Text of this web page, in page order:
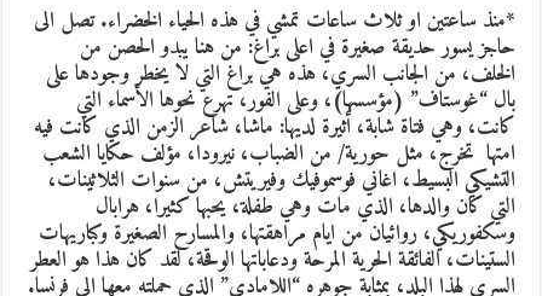
*منذ ساعتين او ثلاث ساعات تمشي في هذه الحياء الخضراء. تصل الى
حاجز يسور حديقة صغيرة في اعلى براغ: من هنا يبدو الحصن من
الخلف، من الجانب السري، هذه هي براغ التي لا يخطر وجودها على
بال “غوستاف” (مؤسسها)، وعلى الفور، تهرع نحوها الأسماء التي
كانت، وهي فتاة شابة، أثيرة لديها: ماشا، شاعر الزمن الذي كانت فيه
امتها تخرج، مثل حورية/ من الضباب، نيرودا، مؤلف حكايا الشعب
التشيكي البسيط، اغاني فوسموفيك وفيريتش، من سنوات الثلاثينات،
التي كان والدها، الذي مات وهي طفلة، يحبها كثيرا، هرابال
وسكفوريكي، روائيان من ايام مراهقتها، والمسارح الصغيرة وكباريهات
الستينات، الفائقة الحرية المرحة ودعاباتها الوقحة، لقد كان هذا هو العطر
السري لهذا البلد، بمثابة جوهره “اللامادي” الذي حملته معها الى فرنسا.